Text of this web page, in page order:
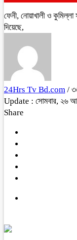
ফেনী, নোয়াখালী ও কুমিল্লা
দিয়েছে,
24Hrs Tv Bd.com /
Update : সোমবার, ২৬
Share